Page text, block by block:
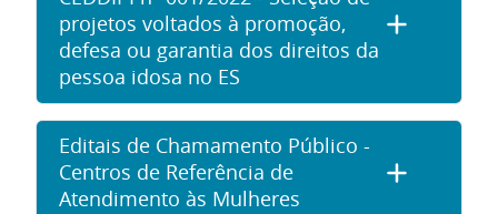
projetos voltados à promoção,
defesa ou garantia dos direitos da
pessoa idosa no ES
Editais de Chamamento Público -
Centros de Referência de
Atendimento às Mulheres